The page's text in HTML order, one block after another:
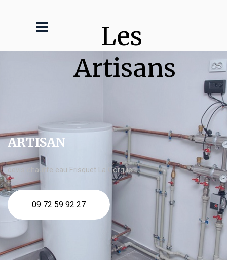
Les
Artisans
ARTISAN
devis chauffe eau Frisquet La Gorgue
09 72 59 92 27